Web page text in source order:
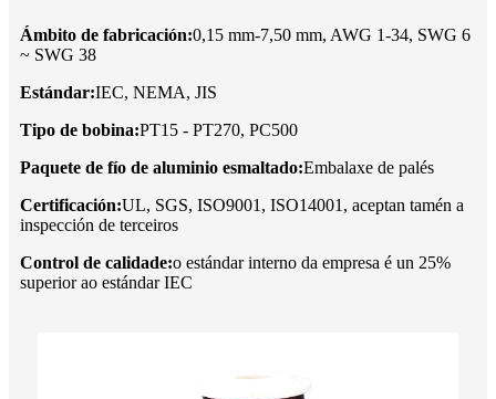
Ámbito de fabricación:0,15 mm-7,50 mm, AWG 1-34, SWG 6
~ SWG 38
Estándar:IEC, NEMA, JIS
Tipo de bobina:PT15 - PT270, PC500
Paquete de fío de aluminio esmaltado:Embalaxe de palés
Certificación:UL, SGS, ISO9001, ISO14001, aceptan tamén a
inspección de terceiros
Control de calidade:o estándar interno da empresa é un 25%
superior ao estándar IEC